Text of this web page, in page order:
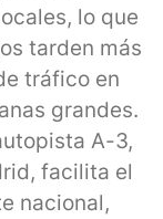
lo que
tarden más
tráfico en
grandes.
A-3,
facilita el
nacional,